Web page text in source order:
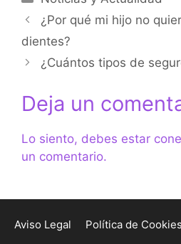
¿Por qué mi hijo no
dientes?
¿Cuántos tipos de
Deja un
Lo siento, debes estar
un comentario.
Aviso Legal Política de Cookies